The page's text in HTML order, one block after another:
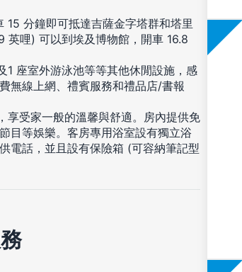
分鐘即可抵達吉薩金字塔群和塔里
英哩) 可以到埃及博物館，開車 16.8
1 座室外游泳池等等其他休閒設施，感
無線上網、禮賓服務和禮品店/書報
享受家一般的溫馨與舒適。房內提供免
目等娛樂。客房專用浴室設有獨立浴
電話，並且設有保險箱 (可容納筆記型